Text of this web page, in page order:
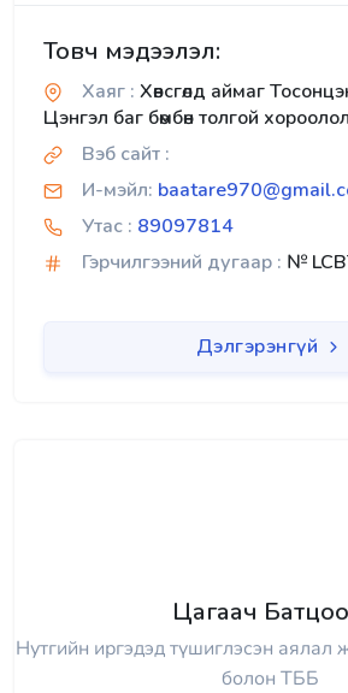
Товч мэдээлэл:
Хаяг : Хөвсгөлд аймаг
Цэнгэл баг бөмбөн толгой
Вэб сайт :
И-мэйл:
Утас : 89097814
Гэрчилгээний дугаар : №
Дэлгэрэнгүй
Цагаач
Нутгийн иргэдэд түшиглэсэн аялал
болон ТББ